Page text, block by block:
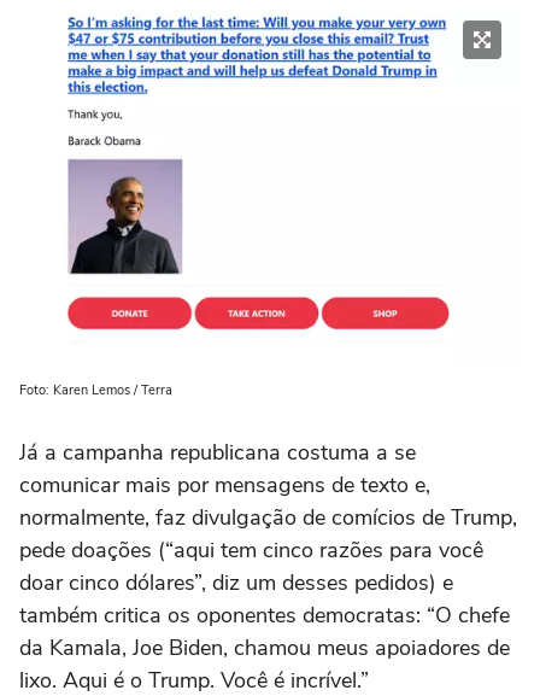
Foto: Karen Lemos / Terra
Já a campanha republicana costuma a se
comunicar mais por mensagens de texto e,
normalmente, faz divulgação de comícios de Trump,
pede doações (“aqui tem cinco razões para você
doar cinco dólares”, diz um desses pedidos) e
também critica os oponentes democratas: “O chefe
da Kamala, Joe Biden, chamou meus apoiadores de
lixo. Aqui é o Trump. Você é incrível.”